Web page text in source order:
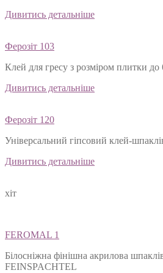
Дивитись детальніше
Ферозіт 103
Клей для гресу з розміром плитки
Дивитись детальніше
Ферозіт 120
Універсальний гіпсовий клей-
Дивитись детальніше
хіт
FEROMAL 1
Білосніжна фінішна акрилова
FEINSPACHTEL